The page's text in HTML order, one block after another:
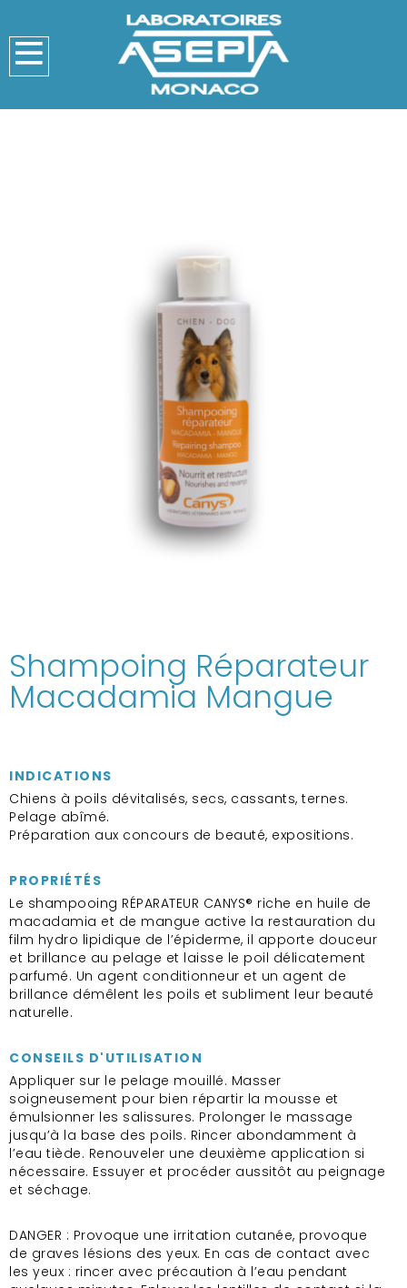
Shampoing Réparateur
Macadamia Mangue
INDICATIONS
Chiens à poils dévitalisés, secs, cassants, ternes.
Pelage abîmé.
Préparation aux concours de beauté, expositions.
PROPRIÉTÉS
Le shampooing RÉPARATEUR CANYS® riche en huile de
macadamia et de mangue active la restauration du
film hydro lipidique de l’épiderme, il apporte douceur
et brillance au pelage et laisse le poil délicatement
parfumé. Un agent conditionneur et un agent de
brillance démêlent les poils et subliment leur beauté
naturelle.
CONSEILS D'UTILISATION
Appliquer sur le pelage mouillé. Masser
soigneusement pour bien répartir la mousse et
émulsionner les salissures. Prolonger le massage
jusqu’à la base des poils. Rincer abondamment à
l’eau tiède. Renouveler une deuxième application si
nécessaire. Essuyer et procéder aussitôt au peignage
et séchage.
DANGER : Provoque une irritation cutanée, provoque
de graves lésions des yeux. En cas de contact avec
les yeux : rincer avec précaution à l’eau pendant